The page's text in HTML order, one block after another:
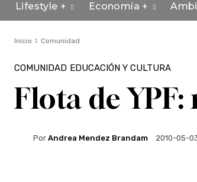
Lifestyle + Economía +
Inicio Comunidad
COMUNIDAD EDUCACIÓN Y CULTURA
Flota de
Por Andrea Mendez Brandam 2010-05-